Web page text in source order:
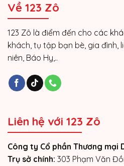
Về 123 Zô
123 Zô là điểm đến cho các
khách, tụ tập bạn bè, gia đình,
niên, Báo Hy,..
Liên hệ với 123 Zô
Công ty Cổ phần Thương mại
Trụ sở chính: 303 Phạm Văn